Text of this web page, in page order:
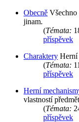
Obecně Všechno
jinam.
(Témata:
příspěvek
Charaktery Herní
(Témata:
příspěvek
Herní
vlastností
(Témata:
příspěvek